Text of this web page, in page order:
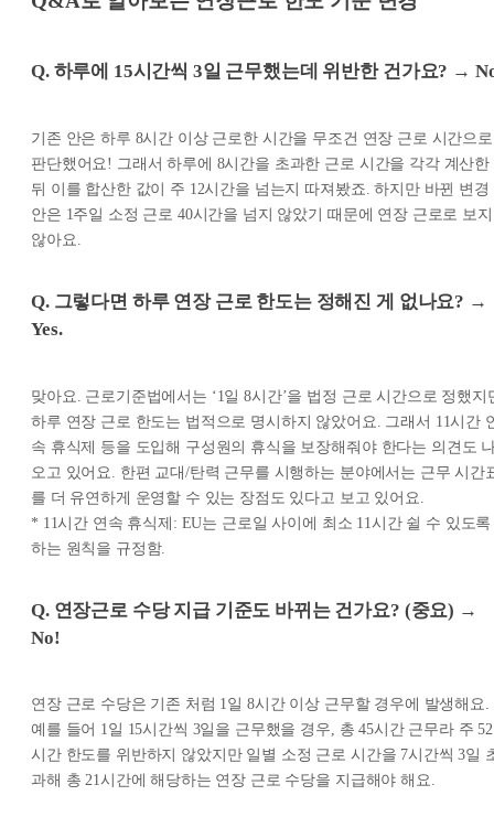
Q. 하루에 15시간씩 3일 근무했는데 위반한 건가요? →
기존 안은 하루 8시간 이상 근로한 시간을 무조건 연장 근로 시간으로
판단했어요! 그래서 하루에 8시간을 초과한 근로 시간을 각각 계산한
뒤 이를 합산한 값이 주 12시간을 넘는지 따져봤죠. 하지만 바뀐 변경
안은 1주일 소정 근로 40시간을 넘지 않았기 때문에 연장 근로로 보지
않아요.
Q. 그렇다면 하루 연장 근로 한도는 정해진 게 없나요? →
Yes.
맞아요. 근로기준법에서는 ‘1일 8시간’을 법정 근로 시간으로 정했지
하루 연장 근로 한도는 법적으로 명시하지 않았어요. 그래서 11시간
속 휴식제 등을 도입해 구성원의 휴식을 보장해줘야 한다는 의견도
오고 있어요. 한편 교대/탄력 근무를 시행하는 분야에서는 근무 시간
를 더 유연하게 운영할 수 있는 장점도 있다고 보고 있어요.
* 11시간 연속 휴식제: EU는 근로일 사이에 최소 11시간 쉴 수 있도록
하는 원칙을 규정함.
Q. 연장근로 수당 지급 기준도 바뀌는 건가요? (중요) →
No!
연장 근로 수당은 기존 처럼 1일 8시간 이상 근무할 경우에 발생해요.
예를 들어 1일 15시간씩 3일을 근무했을 경우, 총 45시간 근무라 주 52
시간 한도를 위반하지 않았지만 일별 소정 근로 시간을 7시간씩 3일
과해 총 21시간에 해당하는 연장 근로 수당을 지급해야 해요.